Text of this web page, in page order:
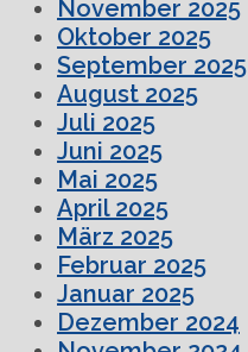
November 2025
Oktober 2025
September 2025
August 2025
Juli 2025
Juni 2025
Mai 2025
April 2025
März 2025
Februar 2025
Januar 2025
Dezember 2024